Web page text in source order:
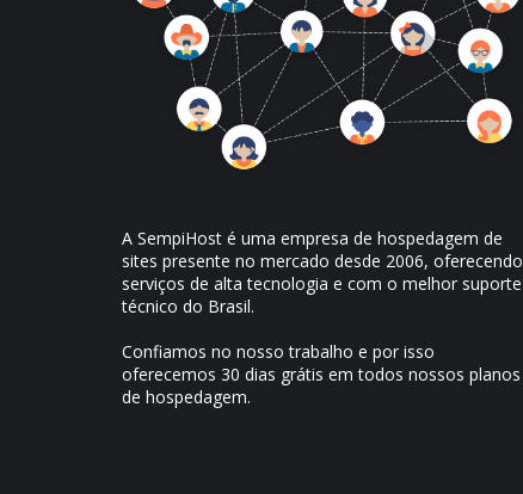
A SempiHost é uma empresa de hospedagem de
sites presente no mercado desde 2006, oferecendo
serviços de alta tecnologia e com o melhor suporte
técnico do Brasil.
Confiamos no nosso trabalho e por isso
oferecemos 30 dias grátis em todos nossos planos
de hospedagem.